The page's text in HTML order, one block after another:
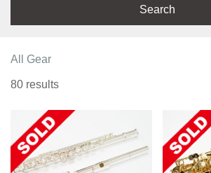
Search
All Gear
80 results